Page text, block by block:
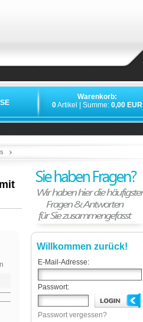
Warenkorb:
0Artikel | Summe: 0,00 EUR
Willkommen zurück!
E-Mail-Adresse:
Passwort:
Passwort vergessen?